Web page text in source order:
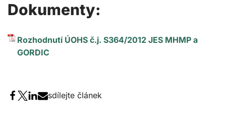
Dokumenty:
Rozhodnutí ÚOHS č.j. S364/2012 JES MHMP a
GORDIC
sdílejte článek